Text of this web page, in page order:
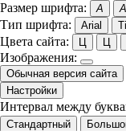
Размер шрифта: A A
Тип шрифта: Arial
Цвета сайта: Ц Ц
Изображения:
Обычная версия сайта
Настройки
Интервал между
Стандартный